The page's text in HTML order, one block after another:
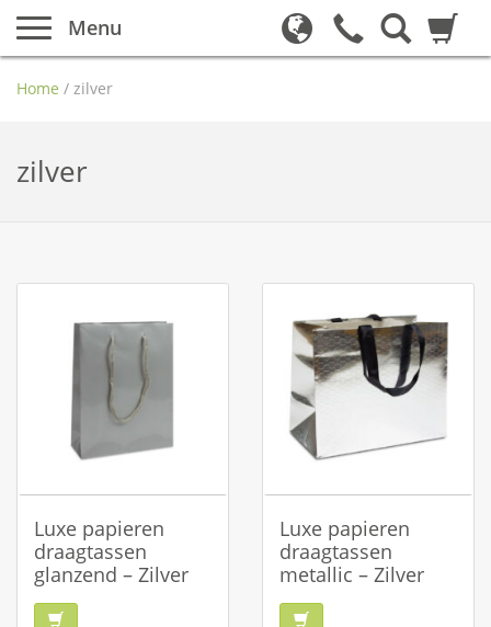
Menu
Home / zilver
zilver
Luxe papieren
draagtassen
glanzend – Zilver
Luxe papieren
draagtassen
metallic – Zilver